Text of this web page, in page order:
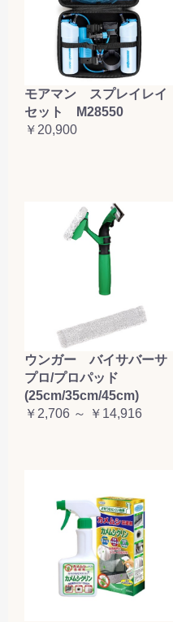
お買い物を続ける
モアマン スプレイレイ
セット M28550
￥20,900
ウンガー バイサバーサ
プロ/プロパッド
(25cm/35cm/45cm)
￥2,706 ～ ￥14,916